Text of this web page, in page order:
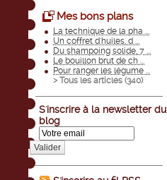
Mes bons plans
La technique de la pha ...
Un coffret d'huiles, d ...
Du shampoing solide, 7 ...
Le bouillon brut de ch ...
Pour ranger les légume ...
> Tous les articles (340)
S'inscrire à la newsletter du
blog
Valider